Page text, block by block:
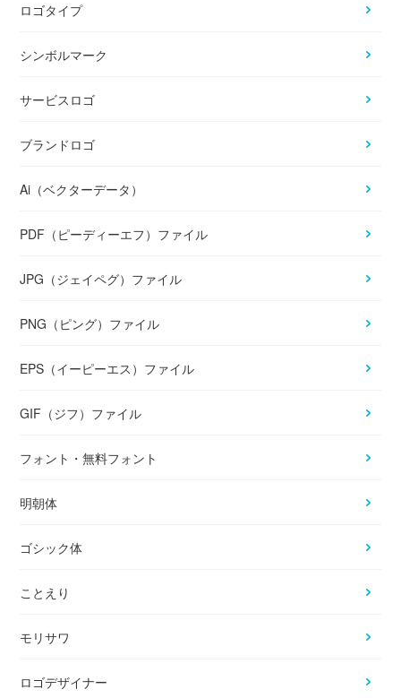
ロゴタイプ
シンボルマーク
サービスロゴ
ブランドロゴ
Ai（ベクターデータ）
PDF（ピーディーエフ）ファイル
JPG（ジェイペグ）ファイル
PNG（ピング）ファイル
EPS（イーピーエス）ファイル
GIF（ジフ）ファイル
フォント・無料フォント
明朝体
ゴシック体
ことえり
モリサワ
ロゴデザイナー